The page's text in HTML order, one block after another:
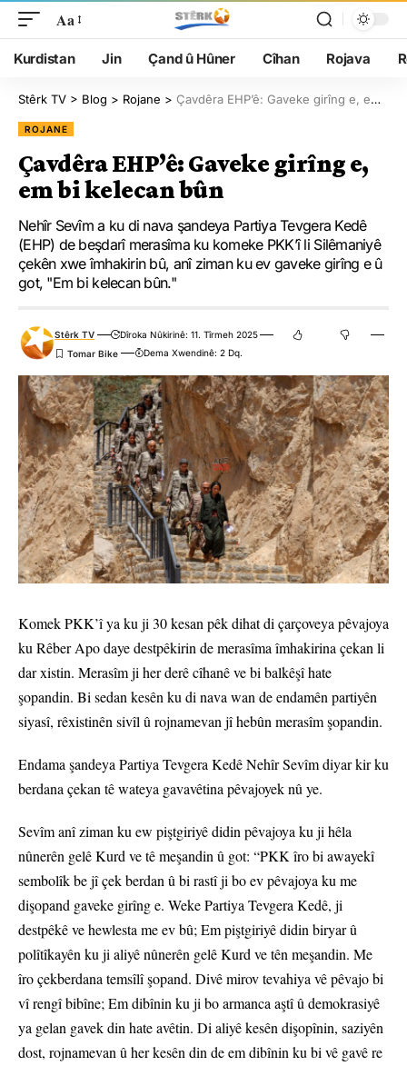
Aa
Kurdistan Jin Çand û Hûner Cîhan Rojava
Stêrk TV > Blog > Rojane > Çavdêra EHP’ê: Gaveke girîng e, em bi kelecan bûn
ROJANE
Çavdêra EHP’ê: Gaveke girîng e,
em bi kelecan bûn
Nehîr Sevîm a ku di nava şandeya Partiya Tevgera Kedê
(EHP) de beşdarî merasîma ku komeke PKK’î li Silêmaniyê
çekên xwe îmhakirin bû, anî ziman ku ev gaveke girîng e û
got, "Em bi kelecan bûn."
Stêrk TV
Dîroka Nûkirinê: 11. Tîrmeh 2025
Dema Xwendinê: 2 Dq.
Komek PKK’î ya ku ji 30 kesan pêk dihat di çarçoveya pêvajoya
ku Rêber Apo daye destpêkirin de merasîma îmhakirina çekan li
dar xistin. Merasîm ji her derê cîhanê ve bi balkêşî hate
şopandin. Bi sedan kesên ku di nava wan de endamên partiyên
siyasî, rêxistinên sivîl û rojnamevan jî hebûn merasîm şopandin.
Endama şandeya Partiya Tevgera Kedê Nehîr Sevîm diyar kir ku
berdana çekan tê wateya gavavêtina pêvajoyek nû ye.
Sevîm anî ziman ku ew piştgiriyê didin pêvajoya ku ji hêla
nûnerên gelê Kurd ve tê meşandin û got: “PKK îro bi awayekî
sembolîk be jî çek berdan û bi rastî ji bo ev pêvajoya ku me
dişopand gaveke girîng e. Weke Partiya Tevgera Kedê, ji
destpêkê ve hewlesta me ev bû; Em piştgiriyê didin biryar û
polîtîkayên ku ji aliyê nûnerên gelê Kurd ve tên meşandin. Me
îro çekberdana temsîlî şopand. Divê mirov tevahiya vê pêvajo bi
vî rengî bibîne; Em dibînin ku ji bo armanca aştî û demokrasiyê
ya gelan gavek din hate avêtin. Di aliyê kesên dişopînin, saziyên
dost, rojnamevan û her kesên din de em dibînin ku bi vê gavê re